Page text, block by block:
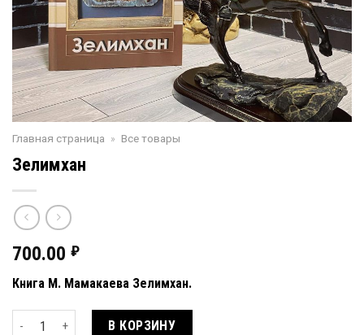
Главная страница » Все товары
Зелимхан
700.00 ₽
Книга М. Мамакаева Зелимхан.
Количество товара Зелимхан
В КОРЗИНУ